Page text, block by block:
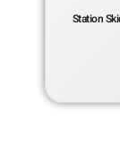
Station